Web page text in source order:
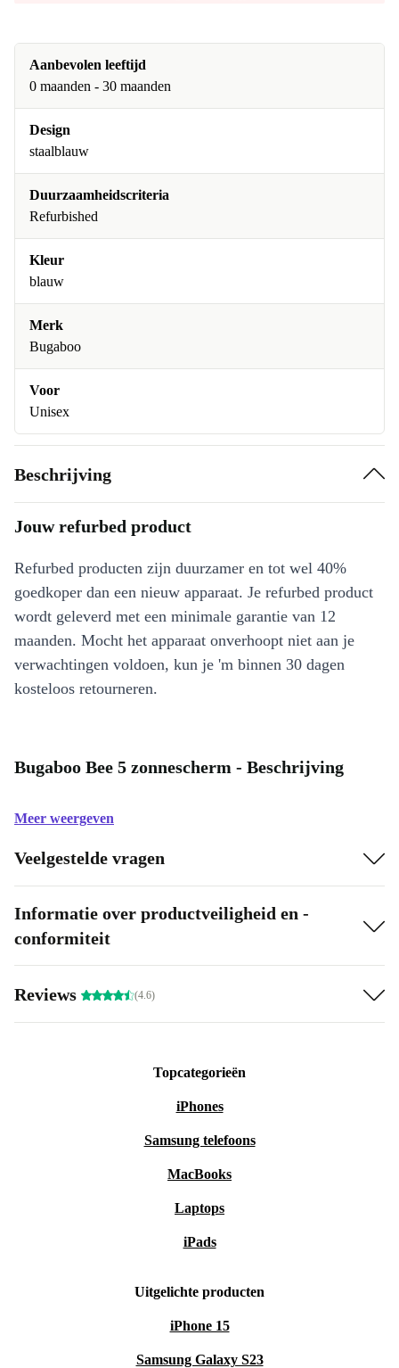
Aanbevolen leeftijd
0 maanden - 30 maanden
Design
staalblauw
Duurzaamheidscriteria
Refurbished
Kleur
blauw
Merk
Bugaboo
Voor
Unisex
Beschrijving
Jouw refurbed product
Refurbed producten zijn duurzamer en tot wel 40%
goedkoper dan een nieuw apparaat. Je refurbed product
wordt geleverd met een minimale garantie van 12
maanden. Mocht het apparaat onverhoopt niet aan je
verwachtingen voldoen, kun je 'm binnen 30 dagen
kosteloos retourneren.
Bugaboo Bee 5 zonnescherm - Beschrijving
Meer weergeven
Veelgestelde vragen
Informatie over productveiligheid en -
conformiteit
Reviews (4.6)
Topcategorieën
iPhones
Samsung telefoons
MacBooks
Laptops
iPads
Uitgelichte producten
iPhone 15
Samsung Galaxy S23